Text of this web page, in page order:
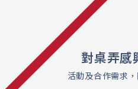
對桌弄感
活動及合作需求